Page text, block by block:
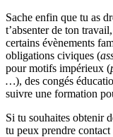
Sache enfin que tu as
t’absenter de ton
certains évènements
obligations civiques (
pour motifs impérieux (
…), des congés
suivre une formation
Si tu souhaites obtenir
tu peux prendre contact